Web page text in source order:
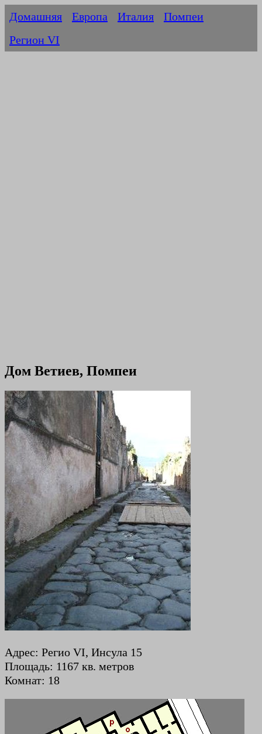
Домашняя Европа Италия
Помпеи
Регион VI
Дом Ветиев, Помпеи
Адрес: Регио VI, Инсула 15
Площадь: 1167 кв. метров
Комнат: 18